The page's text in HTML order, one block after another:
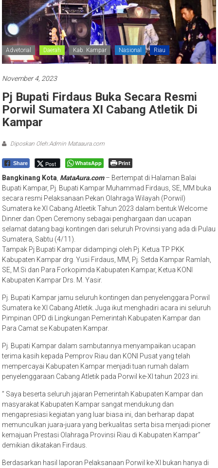
Advetorial Daerah Kab. Kampar Nasional Riau
November 4, 2023
Pj Bupati Firdaus Buka Secara Resmi
Porwil Sumatera XI Cabang Atletik Di
Kampar
Diposkan Oleh:Admin Mataaura.com
Share Post WhatsApp Print
Bangkinang Kota MataAura.com– Bertempat di Halaman Balai
Bupati Kampar, Pj. Bupati Kampar Muhammad Firdaus, SE, MM buka
secara resmi Pelaksanaan Pekan Olahraga Wilayah (Porwil)
Sumatera ke XI Cabang Atleetik Tahun 2023 dalam bentuk Welcome
Dinner dan Open Ceremony sebagai penghargaan dan ucapan
selamat datang bagi kontingen dari seluruh Provinsi yang ada di Pulau
Sumatera, Sabtu (4/11).
Tampak Pj Bupati Kampar didampingi oleh Pj. Ketua TP PKK
Kabupaten Kampar drg. Yusi Firdaus, MM, Pj. Setda Kampar Ramlah,
SE, M.Si dan Para Forkopimda Kabupaten Kampar, Ketua KONI
Kabupaten Kampar Drs. M. Yasir.
Pj. Bupati Kampar jamu seluruh kontingen dan penyelenggara Porwil
Sumatera ke XI Cabang Atletik. Juga ikut menghadiri acara ini seluruh
Pimpinan OPD di Lingkungan Pemerintah Kabupaten Kampar dan
Para Camat se Kabupaten Kampar.
Pj. Bupati Kampar dalam sambutannya menyampaikan ucapan
terima kasih kepada Pemprov Riau dan KONI Pusat yang telah
mempercayai Kabupaten Kampar menjadi tuan rumah dalam
penyelenggaraan Cabang Atletik pada Porwil ke-XI tahun 2023 ini.
” Saya beserta seluruh jajaran Pemerintah Kabupaten Kampar dan
masyarakat Kabupaten Kampar sangat mendukung dan
mengapresiasi kegiatan yang luar biasa ini, dan berharap dapat
memunculkan juara-juara yang berkualitas serta bisa menjadi pioner
kemajuan Prestasi Olahraga Provinsi Riau di Kabupaten Kampar”
demikian dikatakan Firdaus.
Berdasarkan hasil laporan Pelaksanaan Porwil ke-XI bukan hanya di